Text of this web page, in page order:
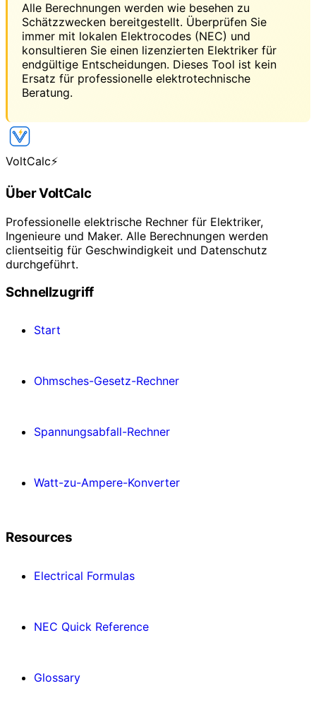
Alle Berechnungen werden wie besehen zu
Schätzzwecken bereitgestellt. Überprüfen Sie
immer mit lokalen Elektrocodes (NEC) und
konsultieren Sie einen lizenzierten Elektriker für
endgültige Entscheidungen. Dieses Tool ist kein
Ersatz für professionelle elektrotechnische
Beratung.
VoltCalc⚡
Über VoltCalc
Professionelle elektrische Rechner für Elektriker,
Ingenieure und Maker. Alle Berechnungen werden
clientseitig für Geschwindigkeit und Datenschutz
durchgeführt.
Schnellzugriff
Start
Ohmsches-Gesetz-Rechner
Spannungsabfall-Rechner
Watt-zu-Ampere-Konverter
Resources
Electrical Formulas
NEC Quick Reference
Glossary